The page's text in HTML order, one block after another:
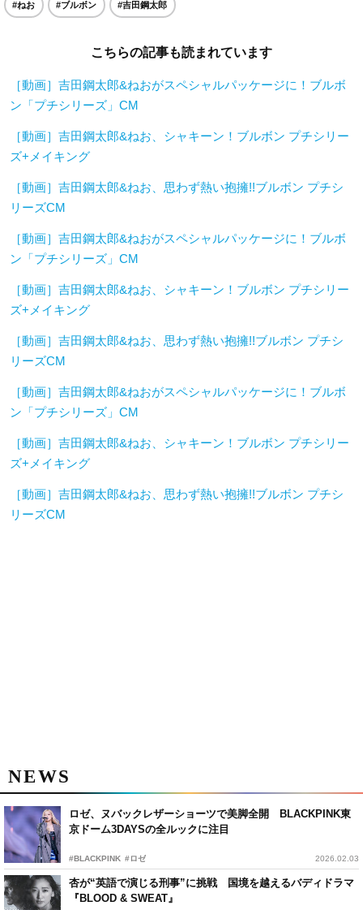
#ねお #ブルボン #吉田鋼太郎
こちらの記事も読まれています
［動画］吉田鋼太郎&ねおがスペシャルパッケージに！ブルボ
ン「プチシリーズ」CM
［動画］吉田鋼太郎&ねお、シャキーン！ブルボン プチシリー
ズ+メイキング
［動画］吉田鋼太郎&ねお、思わず熱い抱擁!!ブルボン プチシ
リーズCM
［動画］吉田鋼太郎&ねおがスペシャルパッケージに！ブルボ
ン「プチシリーズ」CM
［動画］吉田鋼太郎&ねお、シャキーン！ブルボン プチシリー
ズ+メイキング
［動画］吉田鋼太郎&ねお、思わず熱い抱擁!!ブルボン プチシ
リーズCM
［動画］吉田鋼太郎&ねおがスペシャルパッケージに！ブルボ
ン「プチシリーズ」CM
［動画］吉田鋼太郎&ねお、シャキーン！ブルボン プチシリー
ズ+メイキング
［動画］吉田鋼太郎&ねお、思わず熱い抱擁!!ブルボン プチシ
リーズCM
NEWS
ロゼ、ヌバックレザーショーツで美脚全開 BLACKPINK東
京ドーム3DAYSの全ルックに注目
#BLACKPINK #ロゼ 2026.02.03
杏が“英語で演じる刑事”に挑戦 国境を越えるバディドラマ
『BLOOD & SWEAT』